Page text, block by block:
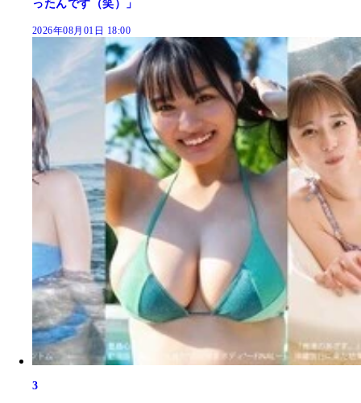
ったんです（笑）」
2026年08月01日 18:00
3